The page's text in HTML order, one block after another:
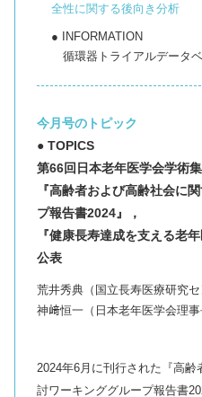
全性に関する後向き分析
● INFORMATION
循環器トライアルデータ
今月号のトピック
● TOPICS
第66回日本老年医学会学術
『高齢者および高齢社会に
プ報告書2024』，
『健康長寿達成を支える老
公表
荒井秀典（国立長寿医療研究セ
神﨑恒一（日本老年医学会理事
2024年6月に刊行された『高
討ワーキンググループ報告書